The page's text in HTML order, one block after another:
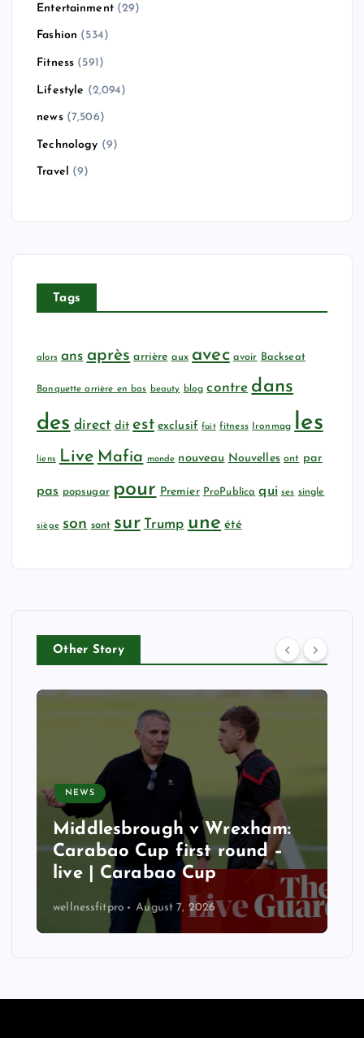
Entertainment(29)
Fashion (534)
Fitness (591)
Lifestyle (2,094)
news(7,506)
Technology (9)
Travel (9)
Tags
alors ans après arrière aux avec avoir Backseat
Banquette arrière en bas beauty blog contre dans
des direct dit est exclusif fait fitness Ironmag les
liens Live Mafia monde nouveau Nouvelles ont par
pas popsugar pour Premier ProPublica qui ses single
siège son sont sur Trump une été
Other Story
NEWS
Middlesbrough v Wrexham:
Carabao Cup first round –
live | Carabao Cup
wellnessfitpro August 7, 2026